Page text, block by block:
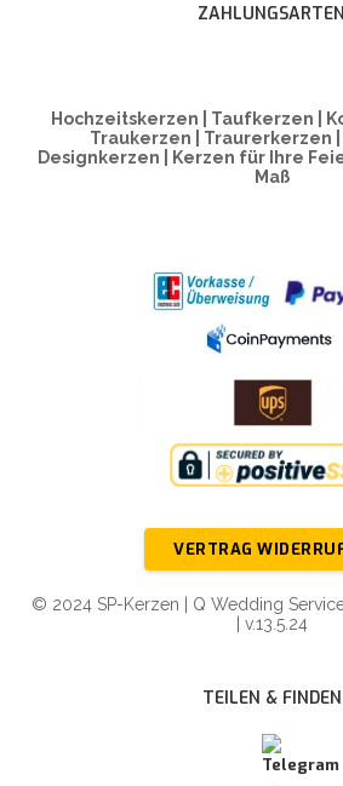
ZAHLUNGSARTEN
Hochzeitskerzen | Taufkerzen |
Traukerzen | Traurerkerzen
Designkerzen | Kerzen für Ihre
Maß
VERTRAG
© 2024 SP-Kerzen | Q Wedding
| v.13.5.24
TEILEN & FINDEN